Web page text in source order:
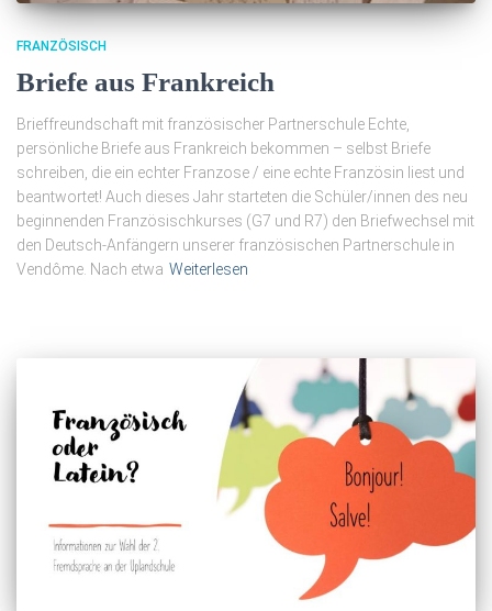
FRANZÖSISCH
Briefe aus Frankreich
Brieffreundschaft mit französischer Partnerschule Echte,
persönliche Briefe aus Frankreich bekommen – selbst Briefe
schreiben, die ein echter Franzose / eine echte Französin liest und
beantwortet! Auch dieses Jahr starteten die Schüler/innen des neu
beginnenden Französischkurses (G7 und R7) den Briefwechsel mit
den Deutsch-Anfängern unserer französischen Partnerschule in
Vendôme. Nach etwa Weiterlesen